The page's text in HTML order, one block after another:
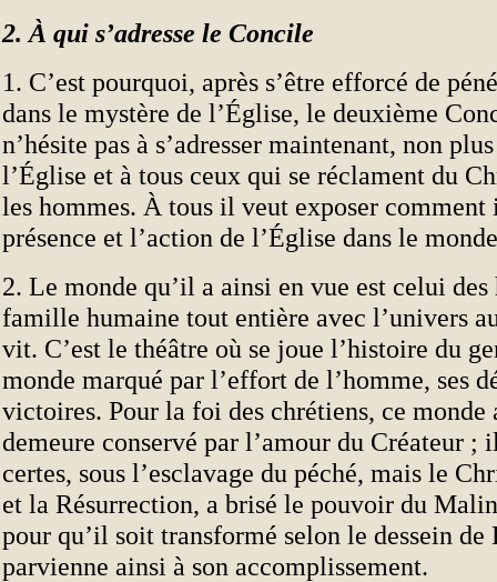
2. À qui s’adresse le Concile
1. C’est pourquoi, après s’être efforcé de
dans le mystère de l’Église, le deuxième
n’hésite pas à s’adresser maintenant, non
l’Église et à tous ceux qui se réclament du
les hommes. À tous il veut exposer comment
présence et l’action de l’Église dans le
2. Le monde qu’il a ainsi en vue est celui des
famille humaine tout entière avec l’univers
vit. C’est le théâtre où se joue l’histoire du
monde marqué par l’effort de l’homme, ses
victoires. Pour la foi des chrétiens, ce monde
demeure conservé par l’amour du Créateur ;
certes, sous l’esclavage du péché, mais le
et la Résurrection, a brisé le pouvoir du
pour qu’il soit transformé selon le dessein de
parvienne ainsi à son accomplissement.